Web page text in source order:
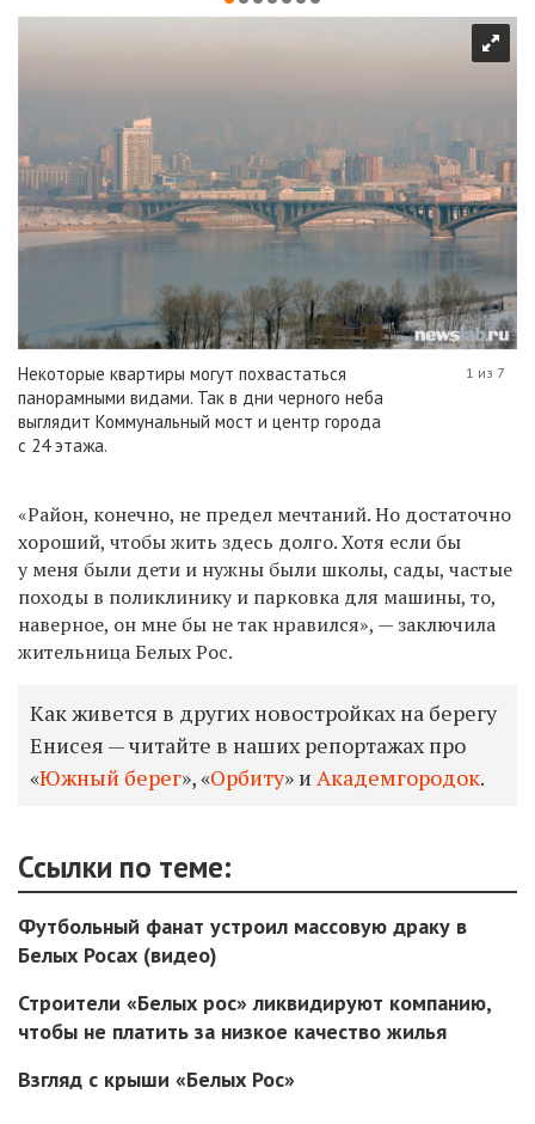
Некоторые квартиры могут похвастаться
панорамными видами. Так в дни черного неба
выглядит Коммунальный мост и центр города
с 24 этажа.
1 из 7
«Район, конечно, не предел мечтаний. Но достаточно
хороший, чтобы жить здесь долго. Хотя если бы
у меня были дети и нужны были школы, сады, частые
походы в поликлинику и парковка для машины, то,
наверное, он мне бы не так нравился», — заключила
жительница Белых Рос.
Как живется в других новостройках на берегу
Енисея — читайте в наших репортажах про
«Южный берег», «Орбиту» и Академгородок.
Ссылки по теме:
Футбольный фанат устроил массовую драку в
Белых Росах (видео)
Строители «Белых рос» ликвидируют компанию,
чтобы не платить за низкое качество жилья
Взгляд с крыши «Белых Рос»